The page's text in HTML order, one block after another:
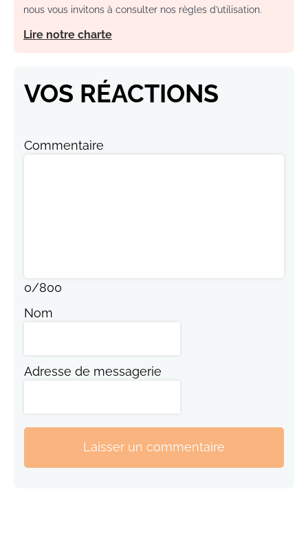
nous vous invitons à consulter nos règles d’utilisation.
Lire notre charte
VOS RÉACTIONS
Commentaire
0/800
Nom
Adresse de messagerie
Laisser un commentaire